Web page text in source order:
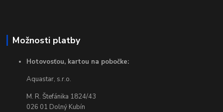
Možnosti platby
Hotovosťou, kartou na pobočke:
Aquastar, s.r.o.
M. R. Štefánika 1824/43
026 01 Dolný Kubín